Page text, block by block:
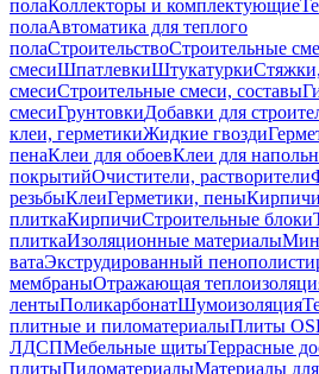
полаКоллекторы и комплектующие
полаАвтоматика для теплого
полаСтроительствоСтроительные
смесиШпатлевкиШтукатурки
смесиСтроительные смеси, составы
смесиГрунтовкиДобавки для
клеи, герметикиЖидкие гвозди
пенаКлеи для обоевКлеи для
покрытийОчистители, растворители
резьбыКлеиГерметики, пены
плиткаКирпичиСтроительные блоки
плиткаИзоляционные материалы
ватаЭкструдированный
мембраныОтражающая
лентыПоликарбонатШумоизоляция
плитные и пиломатериалыПлиты
ЛДСПМебельные щитыТеррасные
плитыПиломатериалыМатериалы